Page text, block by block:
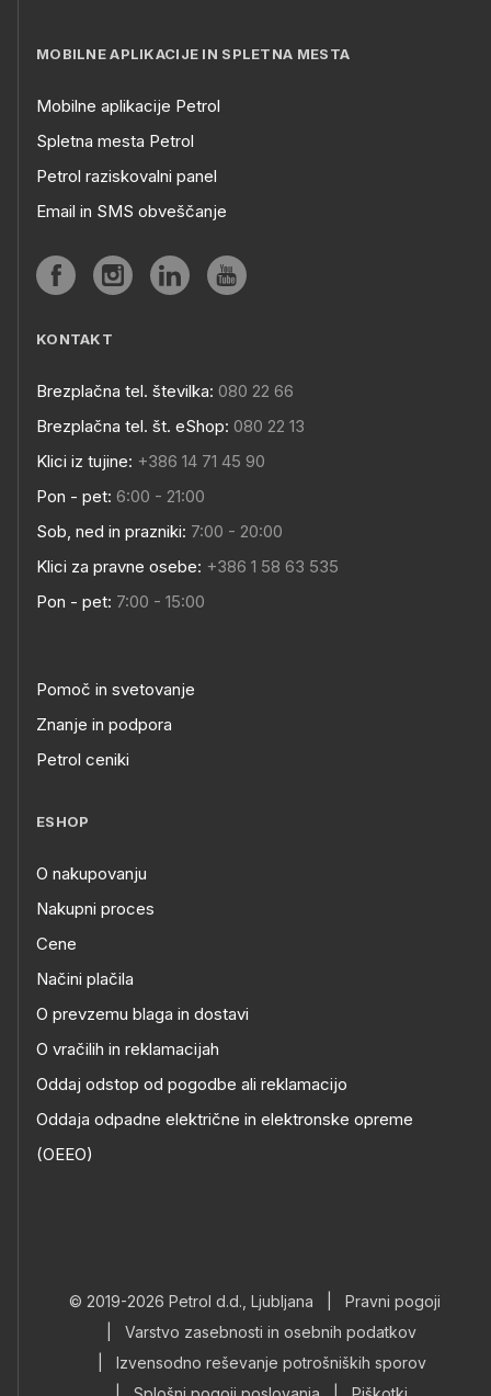
MOBILNE APLIKACIJE IN SPLETNA MESTA
Mobilne aplikacije Petrol
Spletna mesta Petrol
Petrol raziskovalni panel
Email in SMS obveščanje
KONTAKT
Brezplačna tel. številka: 080 22 66
Brezplačna tel. št. eShop: 080 22 13
Klici iz tujine: +386 14 71 45 90
Pon - pet: 6:00 - 21:00
Sob, ned in prazniki: 7:00 - 20:00
Klici za pravne osebe: +386 1 58 63 535
Pon - pet: 7:00 - 15:00
Pomoč in svetovanje
Znanje in podpora
Petrol ceniki
ESHOP
O nakupovanju
Nakupni proces
Cene
Načini plačila
O prevzemu blaga in dostavi
O vračilih in reklamacijah
Oddaj odstop od pogodbe ali reklamacijo
Oddaja odpadne električne in elektronske opreme
(OEEO)
© 2019-2026 Petrol d.d., Ljubljana
Pravni pogoji
Varstvo zasebnosti in osebnih podatkov
Izvensodno reševanje potrošniških sporov